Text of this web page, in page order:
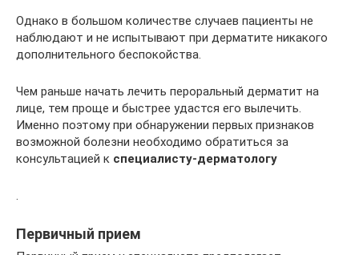
Однако в большом количестве случаев пациенты не
наблюдают и не испытывают при дерматите никакого
дополнительного беспокойства.
Чем раньше начать лечить пероральный дерматит на
лице, тем проще и быстрее удастся его вылечить.
Именно поэтому при обнаружении первых признаков
возможной болезни необходимо обратиться за
консультацией к специалисту-дерматологу
Первичный прием